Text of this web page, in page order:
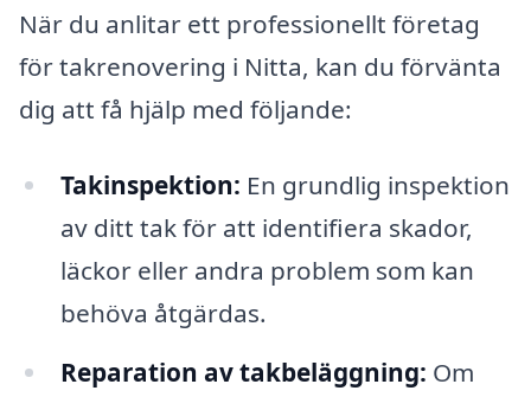
När du anlitar ett professionellt företag
för takrenovering i Nitta, kan du förvänta
dig att få hjälp med följande:
Takinspektion: En grundlig inspektion
av ditt tak för att identifiera skador,
läckor eller andra problem som kan
behöva åtgärdas.
Reparation av takbeläggning: Om